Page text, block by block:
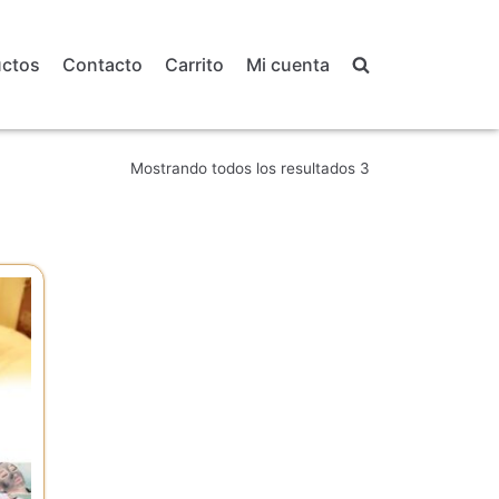
Contacto Carrito Mi cuenta
Mostrando todos los resultados 3